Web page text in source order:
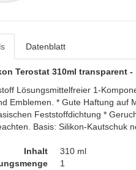
Datenblatt
Terostat 310ml transparent -
Lösungsmittelfreier 1-
Emblemen. * Gute Haftung auf
Feststoffdichtung *
Basis: Silikon-Kautschuk
Inhalt
310 ml
1